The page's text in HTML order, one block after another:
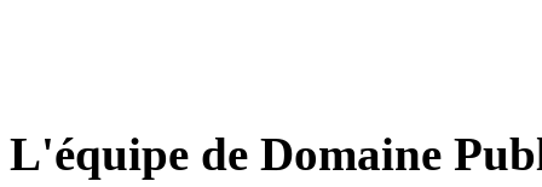
L'équipe de Domaine